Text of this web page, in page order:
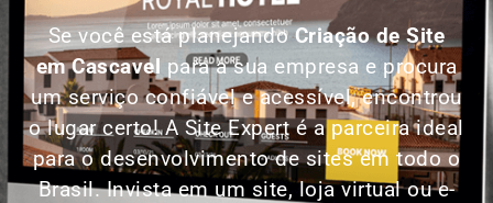
Se você está planejandoCriação de Site
emCascavel para a sua empresa e procura
um serviço confiável e acessível, encontrou
o lugar certo! A Site Expert é a parceira ideal
para o desenvolvimento de sites em todo o
Brasil. Invista em um site, loja virtual ou e-